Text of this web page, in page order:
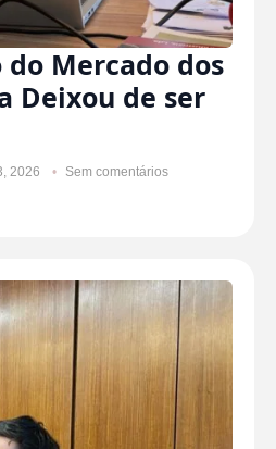
Mercado dos
Deixou de ser
2026 Sem comentários